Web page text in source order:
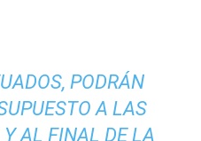
PODRÁN
A LAS
AL FINAL DE LA